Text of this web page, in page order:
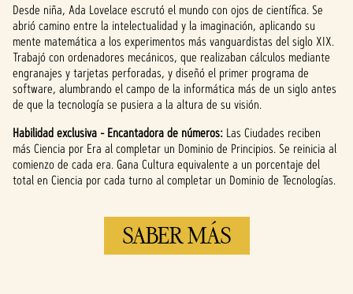
Desde niña, Ada Lovelace escrutó el mundo con ojos de científica. Se
abrió camino entre la intelectualidad y la imaginación, aplicando su
mente matemática a los experimentos más vanguardistas del siglo XIX.
Trabajó con ordenadores mecánicos, que realizaban cálculos mediante
engranajes y tarjetas perforadas, y diseñó el primer programa de
software, alumbrando el campo de la informática más de un siglo antes
de que la tecnología se pusiera a la altura de su visión.
Habilidad exclusiva - Encantadora de números: Las Ciudades reciben
más Ciencia por Era al completar un Dominio de Principios. Se reinicia al
comienzo de cada era. Gana Cultura equivalente a un porcentaje del
total en Ciencia por cada turno al completar un Dominio de Tecnologías.
SABER MÁS